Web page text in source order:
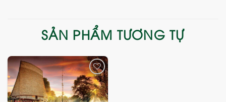
SẢN PHẨM TƯƠNG TỰ
Add
to
wishlist